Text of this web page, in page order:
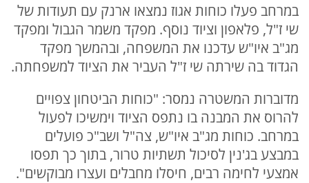
במרחב פעלו כוחות אגוז נמצאו ארנק עם תעודות של
שי ז"ל, פלאפון וציוד נוסף. מפקד משמר הגבול ומפקד
מג"ב איו"ש עדכנו את המשפחה, ובהמשך מפקד
הגדוד בה שירתה שי ז"ל העביר את הציוד למשפחתה.
מדוברות המשטרה נמסר: "כוחות הביטחון צפויים
להרוס את המבנה בו נתפס הציוד וימשיכו לפעול
במרחב. כוחות מג"ב איו"ש, צה"ל ושב"כ פועלים
במבצע בג'נין לסיכול תשתיות טרור, בתוך כך תפסו
אמצעי לחימה רבים, חיסלו מחבלים ועצרו מבוקשים".